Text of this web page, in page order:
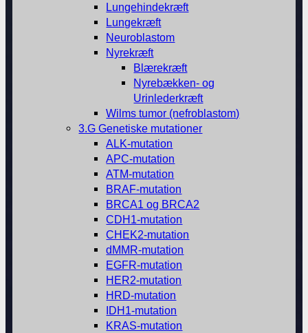
Lungehindekræft
Lungekræft
Neuroblastom
Nyrekræft
Blærekræft
Nyrebækken- og
Urinlederkræft
Wilms tumor (nefroblastom)
3.G Genetiske mutationer
ALK-mutation
APC-mutation
ATM-mutation
BRAF-mutation
BRCA1 og BRCA2
CDH1-mutation
CHEK2-mutation
dMMR-mutation
EGFR-mutation
HER2-mutation
HRD-mutation
IDH1-mutation
KRAS-mutation